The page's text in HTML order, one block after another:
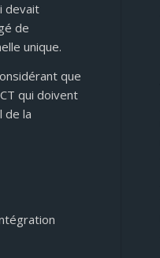
devait
de
unique.
que
qui doivent
de la